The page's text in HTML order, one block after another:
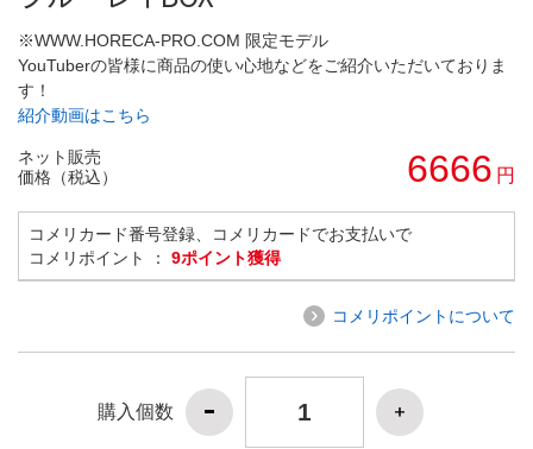
※WWW.HORECA-PRO.COM 限定モデル
YouTuberの皆様に商品の使い心地などをご紹介いただいておりま
す！
紹介動画はこちら
ネット販売
価格（税込）
6666 円
コメリカード番号登録、コメリカードでお支払いで
コメリポイント ： 9ポイント獲得
コメリポイントについて
購入個数